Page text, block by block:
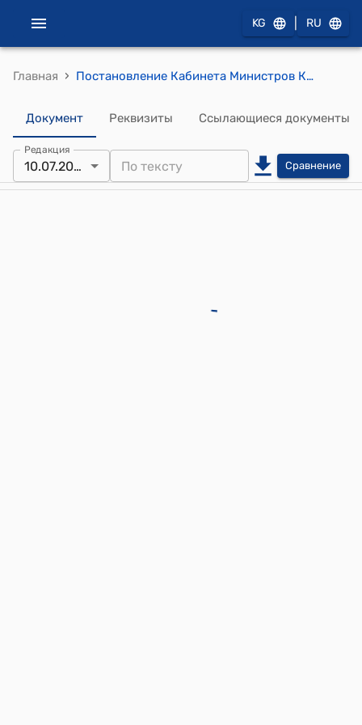
KG RU
Главная › Постановление Кабинета Министров КР от 7 февраля 2025 года № 64 "Об условиях оплаты труда и штатной численности работников научных и научно-технических организаций"
Документ Реквизиты Ссылающиеся документы
Редакция
10.07.2026 Сравнение